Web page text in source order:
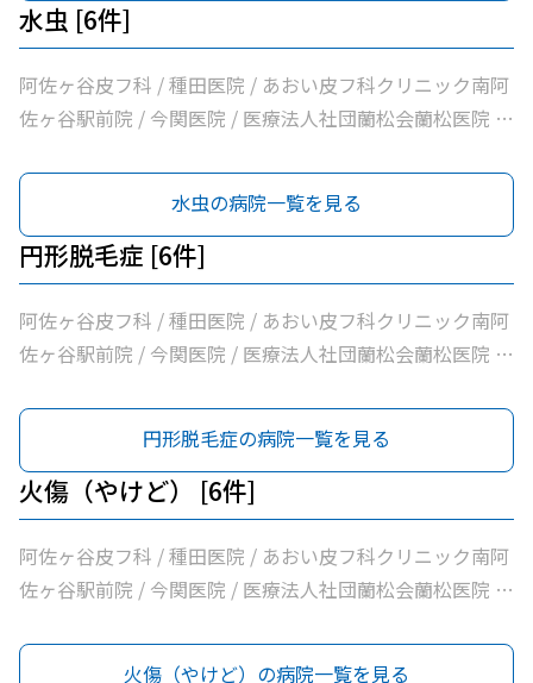
水虫 [6件]
阿佐ヶ谷皮フ科 / 種田医院 / あおい皮フ科クリニック南阿
佐ヶ谷駅前院 / 今関医院 / 医療法人社団蘭松会蘭松医院 /
水虫の病院一覧を見る
円形脱毛症 [6件]
阿佐ヶ谷皮フ科 / 種田医院 / あおい皮フ科クリニック南阿
佐ヶ谷駅前院 / 今関医院 / 医療法人社団蘭松会蘭松医院 /
円形脱毛症の病院一覧を見る
火傷（やけど） [6件]
阿佐ヶ谷皮フ科 / 種田医院 / あおい皮フ科クリニック南阿
佐ヶ谷駅前院 / 今関医院 / 医療法人社団蘭松会蘭松医院 /
火傷（やけど）の病院一覧を見る